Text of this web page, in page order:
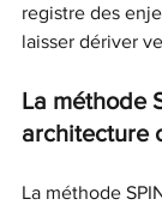
registre des
laisser dériver
La méthode
architecture
La méthode